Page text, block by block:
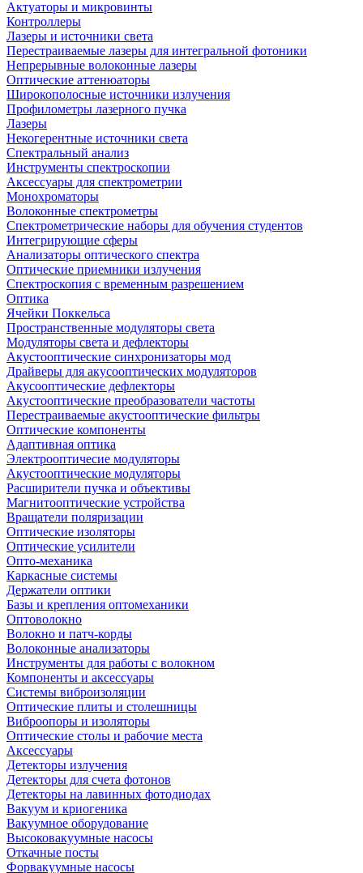
Актуаторы и микровинты
Контроллеры
Лазеры и источники света
Перестраиваемые лазеры для интегральной фотоники
Непрерывные волоконные лазеры
Оптические аттенюаторы
Широкополосные источники излучения
Профилометры лазерного пучка
Лазеры
Некогерентные источники света
Спектральный анализ
Инструменты спектроскопии
Аксессуары для спектрометрии
Монохроматоры
Волоконные спектрометры
Спектрометрические наборы для обучения студентов
Интегрирующие сферы
Анализаторы оптического спектра
Оптические приемники излучения
Спектроскопия с временным разрешением
Оптика
Ячейки Поккельса
Пространственные модуляторы света
Модуляторы света и дефлекторы
Акустооптические синхронизаторы мод
Драйверы для акусооптических модуляторов
Акусооптические дефлекторы
Акустооптические преобразователи частоты
Перестраиваемые акустооптические фильтры
Оптические компоненты
Адаптивная оптика
Электрооптичесие модуляторы
Акустооптические модуляторы
Расширители пучка и объективы
Магнитооптические устройства
Вращатели поляризации
Оптические изоляторы
Оптические усилители
Опто-механика
Каркасные системы
Держатели оптики
Базы и крепления оптомеханики
Оптоволокно
Волокно и патч-корды
Волоконные анализаторы
Инструменты для работы с волокном
Компоненты и аксессуары
Системы виброизоляции
Оптические плиты и столешницы
Виброопоры и изоляторы
Оптические столы и рабочие места
Аксессуары
Детекторы излучения
Детекторы для счета фотонов
Детекторы на лавинных фотодиодах
Вакуум и криогеника
Вакуумное оборудование
Высоковакуумные насосы
Откачные посты
Форвакуумные насосы